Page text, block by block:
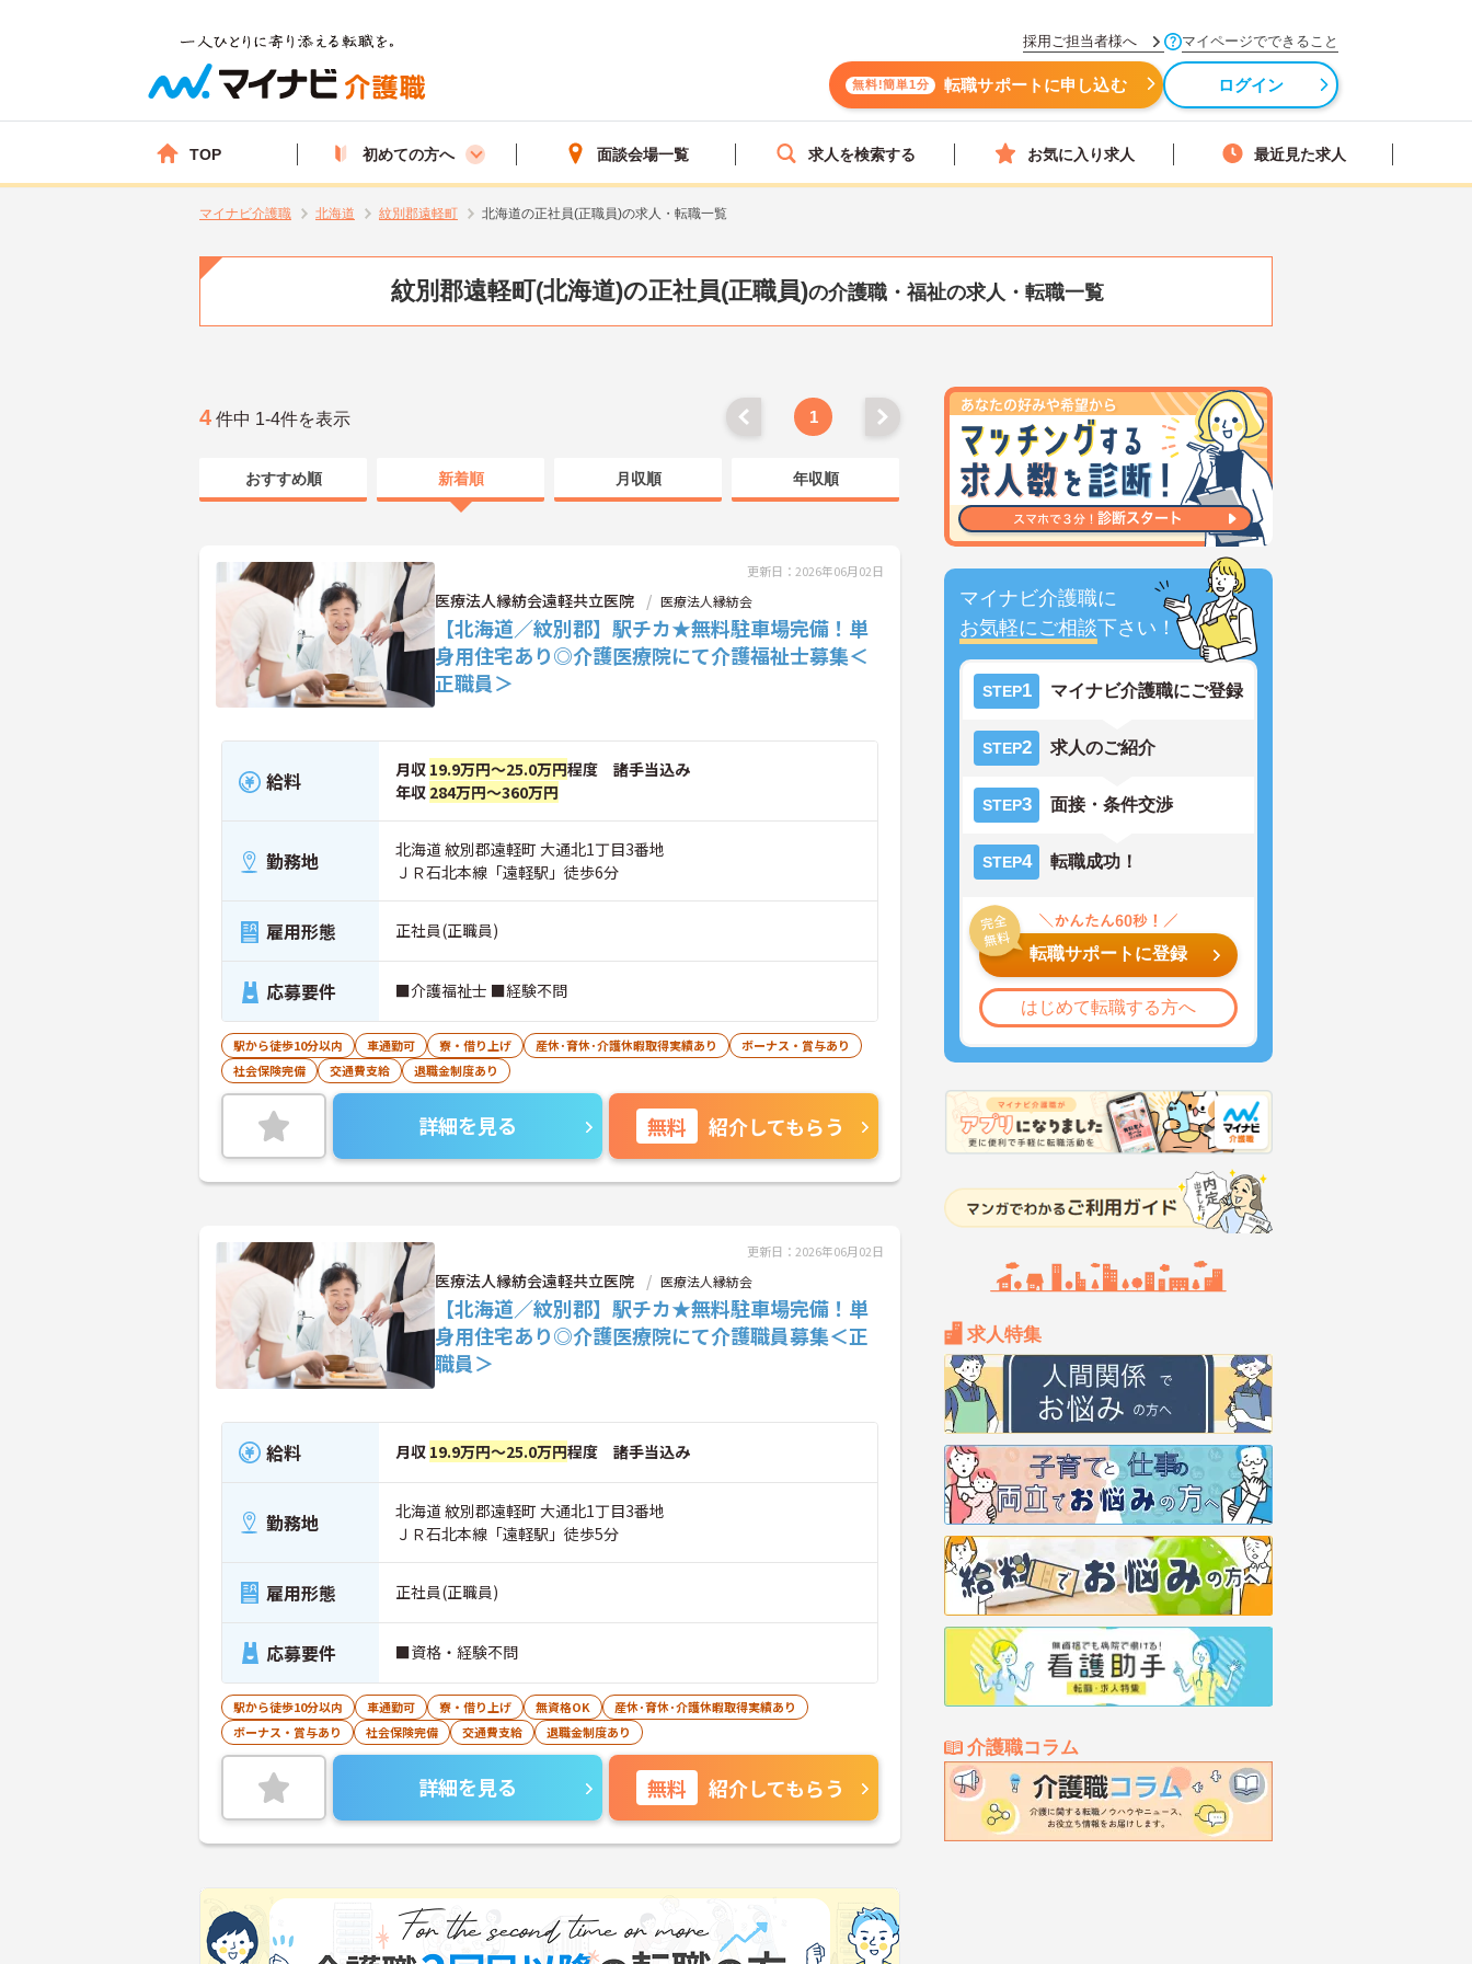
採用ご担当者様へ マイページでできること
無料!簡単1分 転職サポートに申し込む ログイン
TOP 初めての方へ 面談会場一覧 求人を検索する お気に入り求人 最近見た求人
マイナビ介護職 北海道 紋別郡遠軽町 北海道の正社員(正職員)の求人・転職一覧
紋別郡遠軽町(北海道)の正社員(正職員)の介護職・福祉の求人・転職一覧
マイナビ介護職に
お気軽にご相談下さい！
STEP1 マイナビ介護職にご登録
STEP2 求人のご紹介
STEP3 面接・条件交渉
STEP4 転職成功！
転職サポートに登録
はじめて転職する方へ
求人特集
介護職コラム
4 件中 1-4件を表示 1
おすすめ順 新着順 月収順 年収順
更新日：2026年06月02日
医療法人縁紡会遠軽共立医院 医療法人縁紡会
【北海道／紋別郡】駅チカ★無料駐車場完備！単
身用住宅あり◎介護医療院にて介護福祉士募集＜
正職員＞
給料 月収 19.9万円～25.0万円程度 諸手当込み
年収 284万円～360万円
勤務地
北海道 紋別郡遠軽町 大通北1丁目3番地
ＪＲ石北本線「遠軽駅」徒歩6分
雇用形態 正社員(正職員)
応募要件 ■介護福祉士 ■経験不問
駅から徒歩10分以内 車通勤可 寮・借り上げ 産休･育休･介護休暇取得実績あり
ボーナス・賞与あり
社会保険完備
交通費支給 退職金制度あり
詳細を見る 無料 紹介してもらう
更新日：2026年06月02日
医療法人縁紡会遠軽共立医院 医療法人縁紡会
【北海道／紋別郡】駅チカ★無料駐車場完備！単
身用住宅あり◎介護医療院にて介護職員募集＜正
職員＞
給料 月収 19.9万円～25.0万円程度 諸手当込み
勤務地
北海道 紋別郡遠軽町 大通北1丁目3番地
ＪＲ石北本線「遠軽駅」徒歩5分
雇用形態 正社員(正職員)
応募要件 ■資格・経験不問
駅から徒歩10分以内 車通勤可 寮・借り上げ 無資格OK
産休･育休･介護休暇取得実績あり
ボーナス・賞与あり
社会保険完備 交通費支給 退職金制度あり
詳細を見る 無料 紹介してもらう